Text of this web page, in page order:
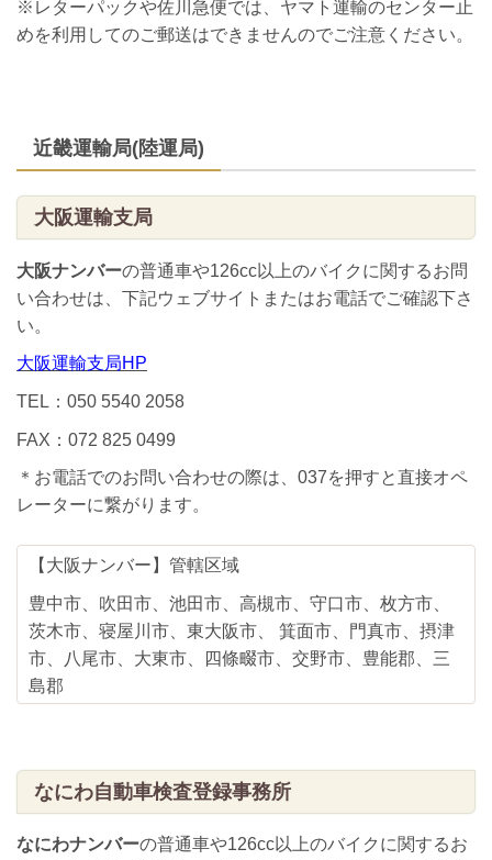
※レターパックや佐川急便では、ヤマト運輸のセンター止
めを利用してのご郵送はできませんのでご注意ください。
近畿運輸局(陸運局)
大阪運輸支局
大阪ナンバーの普通車や126cc以上のバイクに関するお問
い合わせは、下記ウェブサイトまたはお電話でご確認下さ
い。
大阪運輸支局HP
TEL：050 5540 2058
FAX：072 825 0499
＊お電話でのお問い合わせの際は、037を押すと直接オペ
レーターに繋がります。
【大阪ナンバー】管轄区域
豊中市、吹田市、池田市、高槻市、守口市、枚方市、
茨木市、寝屋川市、東大阪市、 箕面市、門真市、摂津
市、八尾市、大東市、四條畷市、交野市、豊能郡、三
島郡
なにわ自動車検査登録事務所
なにわナンバーの普通車や126cc以上のバイクに関するお